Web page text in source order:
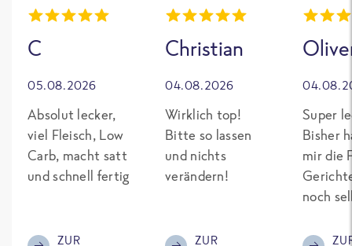
C
05.08.2026
Absolut lecker,
viel Fleisch, Low
Carb, macht satt
und schnell fertig
ZUR
Christian
04.08.2026
Wirklich top!
Bitte so lassen
und nichts
verändern!
ZUR
Super
Bisher
mir die
noch
Eiweiß.